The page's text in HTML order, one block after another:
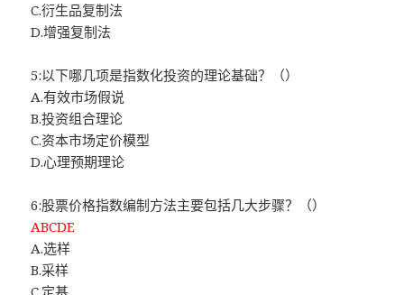
C.衍生品复制法
D.增强复制法
5:以下哪几项是指数化投资的理论基础？（）
A.有效市场假说
B.投资组合理论
C.资本市场定价模型
D.心理预期理论
6:股票价格指数编制方法主要包括几大步骤？（）
ABCDE
A.选样
B.采样